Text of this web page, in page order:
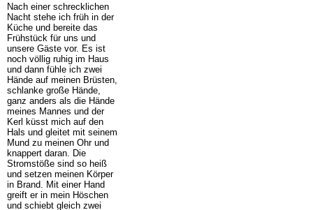
Nach einer schrecklichen
Nacht stehe ich früh in der
Küche und bereite das
Frühstück für uns und
unsere Gäste vor. Es ist
noch völlig ruhig im Haus
und dann fühle ich zwei
Hände auf meinen Brüsten,
schlanke große Hände,
ganz anders als die Hände
meines Mannes und der
Kerl küsst mich auf den
Hals und gleitet mit seinem
Mund zu meinen Ohr und
knappert daran. Die
Stromstöße sind so heiß
und setzen meinen Körper
in Brand. Mit einer Hand
greift er in mein Höschen
und schiebt gleich zwei